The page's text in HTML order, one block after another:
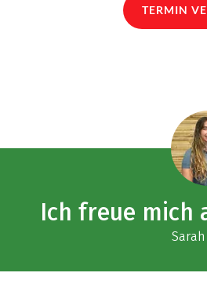
TERMIN
Ich freue mich